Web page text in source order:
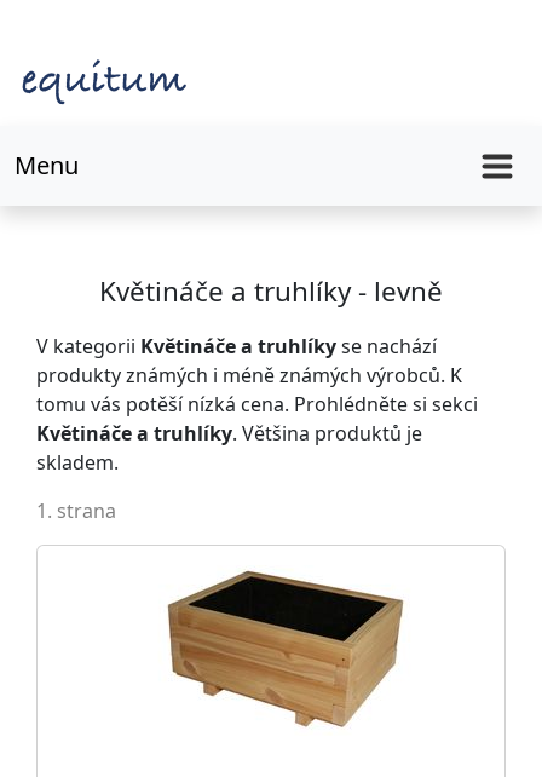
Menu
Květináče a truhlíky - levně
V kategorii Květináče a truhlíkyse nachází
produkty známých i méně známých výrobců. K
tomu vás potěší nízká cena. Prohlédněte si sekci
Květináče a truhlíky. Většina produktů je
skladem.
1. strana